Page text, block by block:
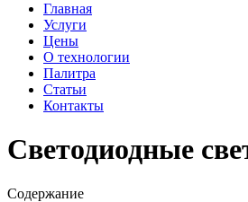
Главная
Услуги
Цены
О технологии
Палитра
Статьи
Контакты
Светодиодные
Содержание